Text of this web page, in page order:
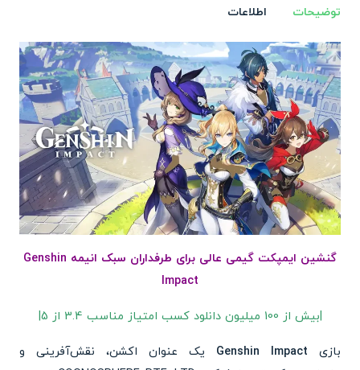
توضیحات اطلاعات
گنشین ایمپکت گیمی عالی برای طرفداران سبک انیمه Genshin
Impact
|بیش از 100 میلیون دانلود کسب امتیاز مناسب 3.4 از 5|
بازی Genshin Impact یک عنوان اکشن، نقش‌آفرینی و